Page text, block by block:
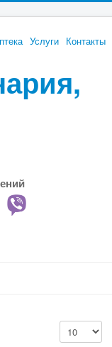
Услуги Контакты
Кол-во строк: